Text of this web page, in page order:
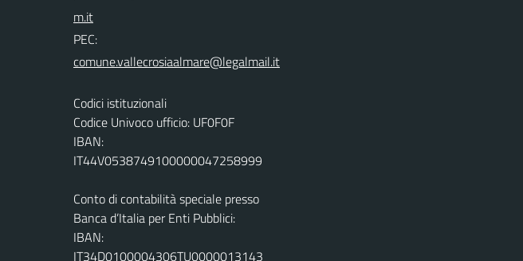
PEC:
Codici istituzionali
Codice Univoco ufficio: UF0F0F
IBAN:
IT44V0538749100000047258999
Conto di contabilità speciale presso
Banca d’Italia per Enti Pubblici:
IBAN:
IT34D0100004306TU0000013143